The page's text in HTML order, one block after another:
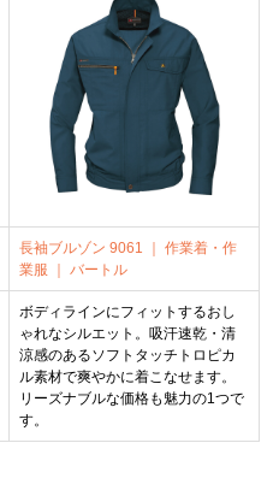
長袖ブルゾン 9061 ｜ 作業着・作
業服 ｜ バートル
ボディラインにフィットするおし
ゃれなシルエット。吸汗速乾・清
涼感のあるソフトタッチトロピカ
ル素材で爽やかに着こなせます。
リーズナブルな価格も魅力の1つで
す。